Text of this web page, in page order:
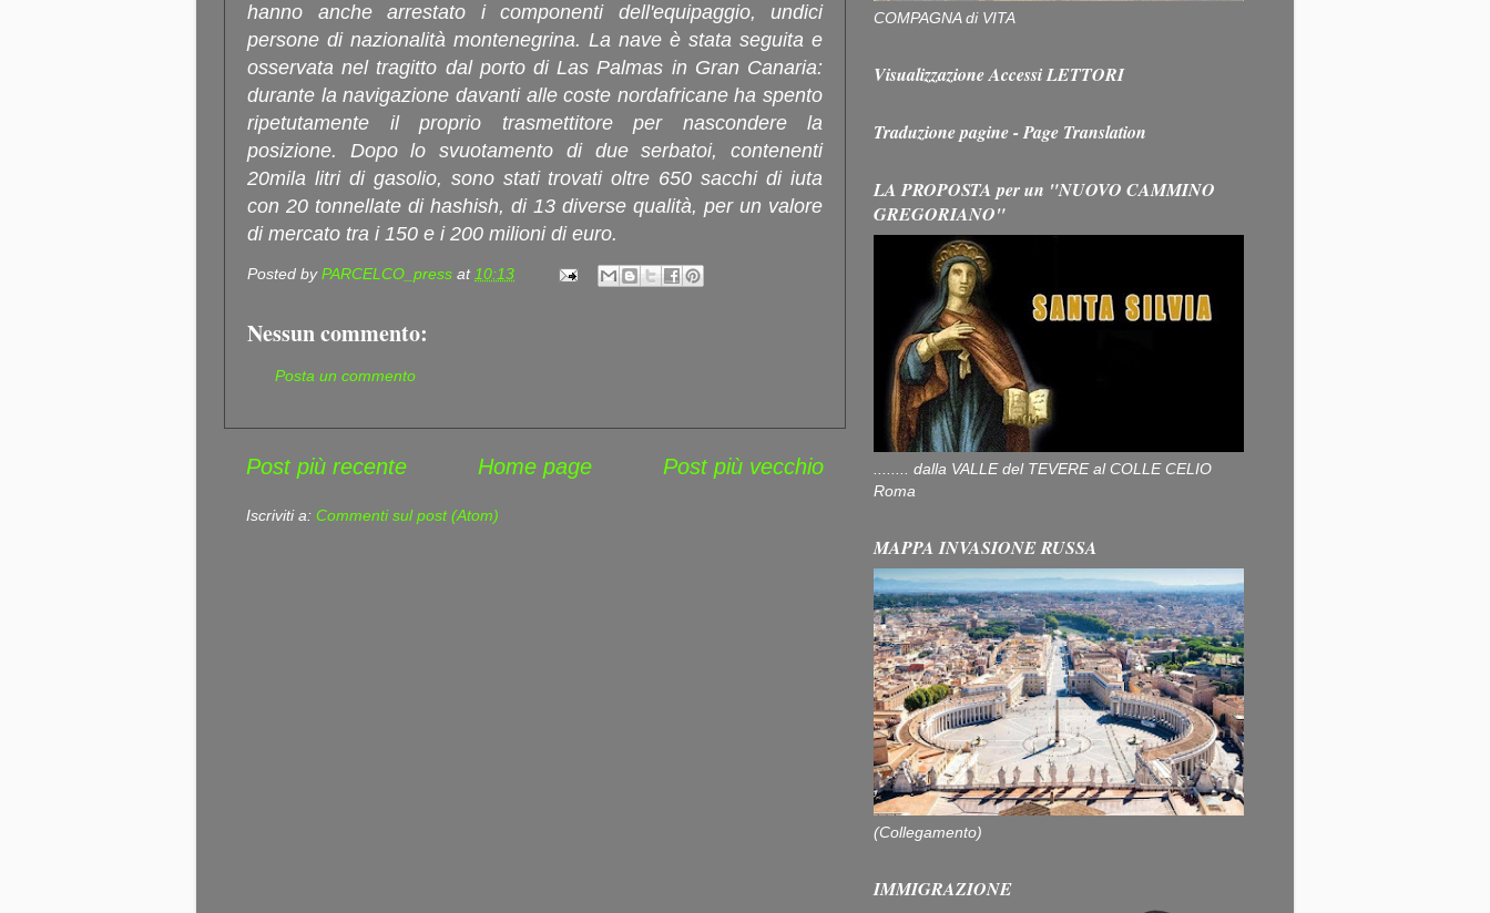
hanno anche arrestato i componenti dell'equipaggio, undici
persone di nazionalità montenegrina. La nave è stata seguita e
osservata nel tragitto dal porto di Las Palmas in Gran Canaria:
durante la navigazione davanti alle coste nordafricane ha spento
ripetutamente il proprio trasmettitore per nascondere la
posizione. Dopo lo svuotamento di due serbatoi, contenenti
20mila litri di gasolio, sono stati trovati oltre 650 sacchi di iuta
con 20 tonnellate di hashish, di 13 diverse qualità, per un valore
di mercato tra i 150 e i 200 milioni di euro.
Posted byPARCELCO_press at10:13
Nessun commento:
Posta un commento
Post più recente Post più vecchio
Home page
Iscriviti a: Commenti sul post (Atom)
COMPAGNA di VITA
Visualizzazione Accessi LETTORI
Traduzione pagine - Page Translation
LA PROPOSTA per un "NUOVO CAMMINO
GREGORIANO"
........ dalla VALLE del TEVERE al COLLE CELIO
Roma
MAPPA INVASIONE RUSSA
(Collegamento)
IMMIGRAZIONE